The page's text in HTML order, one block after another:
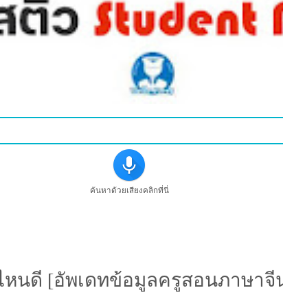
ค้นหาด้วยเสียงคลิกที่นี่
นดี [อัพเดทข้อมูลครูสอนภาษาจีน